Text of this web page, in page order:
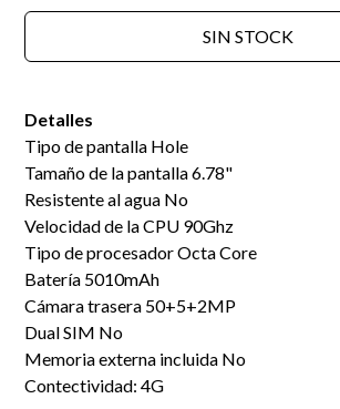
SIN STOCK
Detalles
Tipo de pantalla Hole
Tamaño de la pantalla 6.78"
Resistente al agua No
Velocidad de la CPU 90Ghz
Tipo de procesador Octa Core
Batería 5010mAh
Cámara trasera 50+5+2MP
Dual SIM No
Memoria externa incluida No
Contectividad: 4G